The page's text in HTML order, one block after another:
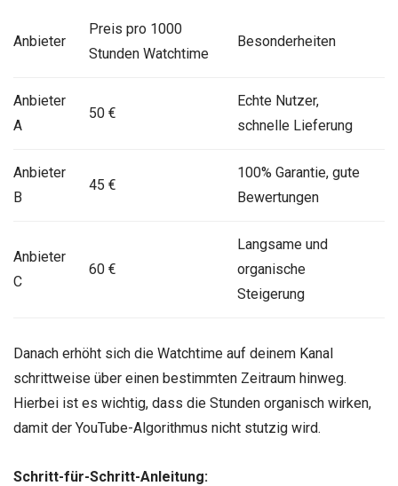
Anbieter
Preis pro 1000
Stunden Watchtime
Besonderheiten
Anbieter
A
50 €
Echte Nutzer,
schnelle Lieferung
Anbieter
B
45 €
100% Garantie, gute
Bewertungen
Anbieter
C
60 €
Langsame und
organische
Steigerung
Danach erhöht sich die Watchtime auf deinem Kanal
schrittweise über einen bestimmten Zeitraum hinweg.
Hierbei ist es wichtig, dass die Stunden organisch wirken,
damit der YouTube-Algorithmus nicht stutzig wird.
Schritt-für-Schritt-Anleitung: